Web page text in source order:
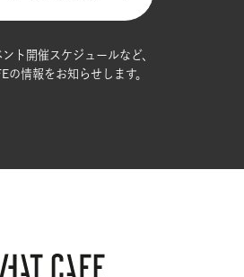
ト開催スケジュールなど、
の情報をお知らせします。